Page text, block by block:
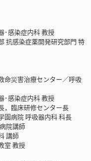
感染症内科 教授
感染症薬開発研究部門 特
災害治療センター／呼吸
感染症内科 教授
臨床研修センター長
病院 呼吸器内科 科長
院講師
講師
教授